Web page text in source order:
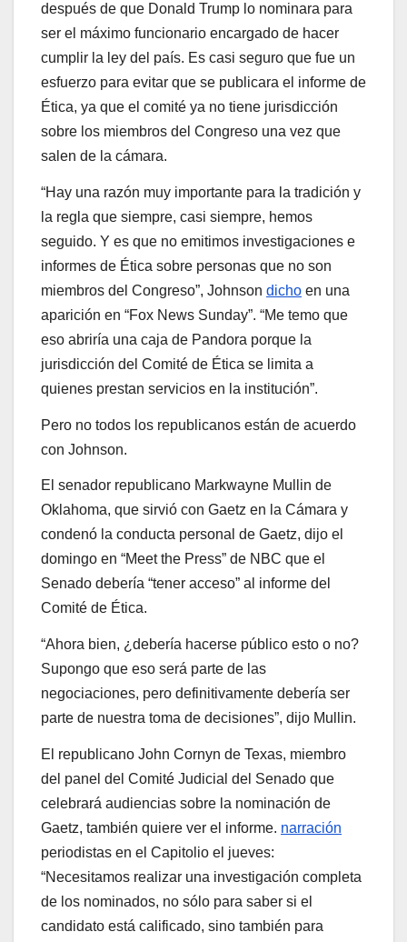
después de que Donald Trump lo nominara para
ser el máximo funcionario encargado de hacer
cumplir la ley del país. Es casi seguro que fue un
esfuerzo para evitar que se publicara el informe de
Ética, ya que el comité ya no tiene jurisdicción
sobre los miembros del Congreso una vez que
salen de la cámara.
“Hay una razón muy importante para la tradición y
la regla que siempre, casi siempre, hemos
seguido. Y es que no emitimos investigaciones e
informes de Ética sobre personas que no son
miembros del Congreso”, Johnson dicho en una
aparición en “Fox News Sunday”. “Me temo que
eso abriría una caja de Pandora porque la
jurisdicción del Comité de Ética se limita a
quienes prestan servicios en la institución”.
Pero no todos los republicanos están de acuerdo
con Johnson.
El senador republicano Markwayne Mullin de
Oklahoma, que sirvió con Gaetz en la Cámara y
condenó la conducta personal de Gaetz, dijo el
domingo en “Meet the Press” de NBC que el
Senado debería “tener acceso” al informe del
Comité de Ética.
“Ahora bien, ¿debería hacerse público esto o no?
Supongo que eso será parte de las
negociaciones, pero definitivamente debería ser
parte de nuestra toma de decisiones”, dijo Mullin.
El republicano John Cornyn de Texas, miembro
del panel del Comité Judicial del Senado que
celebrará audiencias sobre la nominación de
Gaetz, también quiere ver el informe. narración
periodistas en el Capitolio el jueves:
“Necesitamos realizar una investigación completa
de los nominados, no sólo para saber si el
candidato está calificado, sino también para